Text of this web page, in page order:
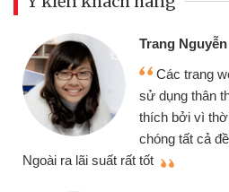
trang web cho vay tiền online
thân thiện, dễ hiểu.Tôi rất
vì thời gian giải ngân nhanh
cả đều thực hiện Online.